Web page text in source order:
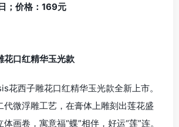
；价格：169元
口红精华玉光款
花西子雕花口红精华玉光款全新上市。
代微浮雕工艺，在膏体上雕刻出莲花盛
画卷，寓意福“蝶”相伴，好运“莲”连。